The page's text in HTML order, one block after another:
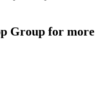
Group for more